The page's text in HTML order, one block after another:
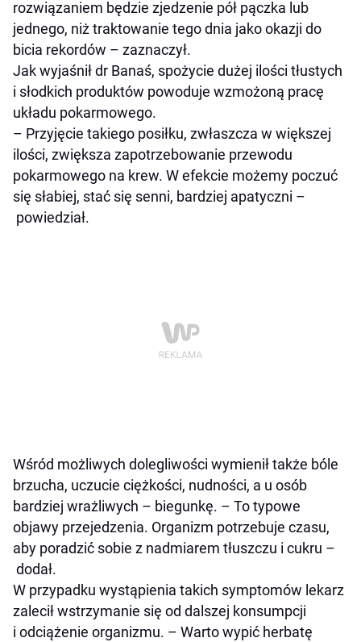
rozwiązaniem będzie zjedzenie pół pączka lub
jednego, niż traktowanie tego dnia jako okazji do
bicia rekordów – zaznaczył.
Jak wyjaśnił dr Banaś, spożycie dużej ilości tłustych
i słodkich produktów powoduje wzmożoną pracę
układu pokarmowego.
– Przyjęcie takiego posiłku, zwłaszcza w większej
ilości, zwiększa zapotrzebowanie przewodu
pokarmowego na krew. W efekcie możemy poczuć
się słabiej, stać się senni, bardziej apatyczni –
powiedział.
Wśród możliwych dolegliwości wymienił także bóle
brzucha, uczucie ciężkości, nudności, a u osób
bardziej wrażliwych – biegunkę. – To typowe
objawy przejedzenia. Organizm potrzebuje czasu,
aby poradzić sobie z nadmiarem tłuszczu i cukru –
dodał.
W przypadku wystąpienia takich symptomów lekarz
zalecił wstrzymanie się od dalszej konsumpcji
i odciążenie organizmu. – Warto wypić herbatę